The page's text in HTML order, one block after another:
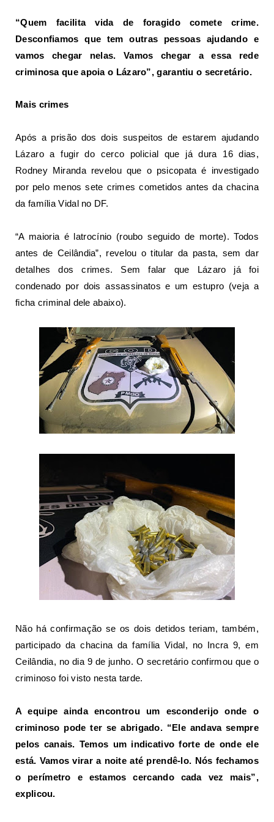
“Quem facilita vida de foragido comete crime.
Desconfiamos que tem outras pessoas ajudando e
vamos chegar nelas. Vamos chegar a essa rede
criminosa que apoia o Lázaro”, garantiu o secretário.
Mais crimes
Após a prisão dos dois suspeitos de estarem ajudando
Lázaroa fugir do cerco policial que já dura 16 dias,
Rodney Miranda revelou que o psicopata é investigado
por pelo menos sete crimes cometidos antes da chacina
da família Vidal no DF.
“A maioria é latrocínio (roubo seguido de morte). Todos
antes de Ceilândia”, revelou o titular da pasta, sem dar
detalhes dos crimes. Sem falar que Lázaro já foi
condenado por dois assassinatos e um estupro (veja a
ficha criminal dele abaixo).
Não há confirmação se os dois detidos teriam, também,
participado da chacina da família Vidal, no Incra 9, em
Ceilândia, no dia 9 de junho. O secretário confirmou que o
criminoso foi visto nesta tarde.
A equipe ainda encontrou um esconderijo onde o
criminoso pode ter se abrigado. “Ele andava sempre
pelos canais. Temos um indicativo forte de onde ele
está. Vamos virar a noite até prendê-lo. Nós fechamos
o perímetro e estamos cercando cada vez mais”,
explicou.